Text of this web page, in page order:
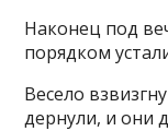
Наконец под
порядком
Весело
дернули, и они